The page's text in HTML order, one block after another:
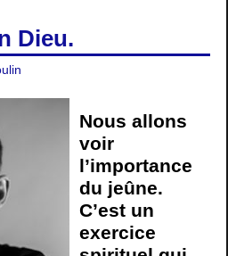
Dieu.
Nous allons
voir
l’importance
du jeûne.
C’est un
exercice